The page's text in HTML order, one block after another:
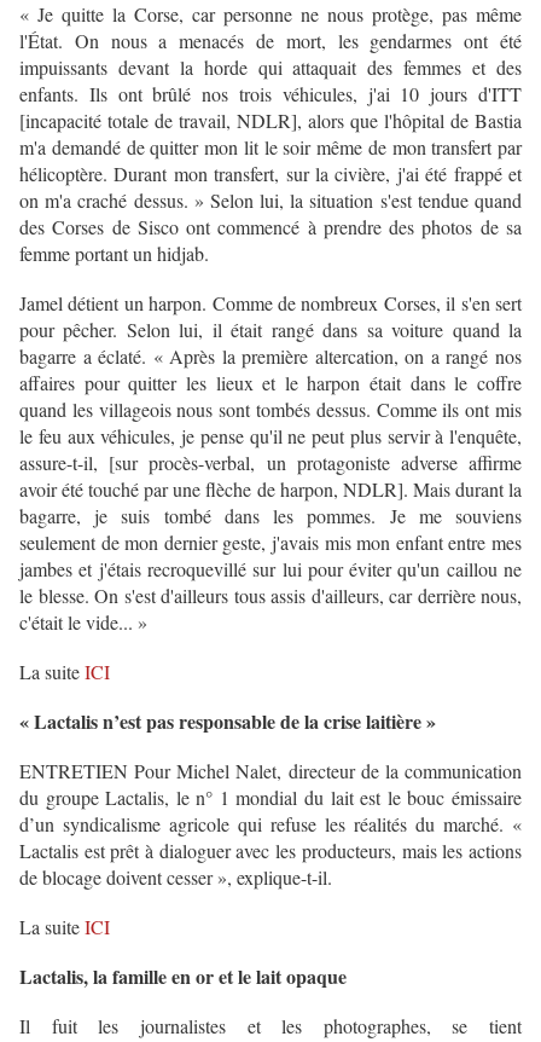
« Je quitte la Corse, car personne ne nous protège, pas même
l'État. On nous a menacés de mort, les gendarmes ont été
impuissants devant la horde qui attaquait des femmes et des
enfants. Ils ont brûlé nos trois véhicules, j'ai 10 jours d'ITT
[incapacité totale de travail, NDLR], alors que l'hôpital de Bastia
m'a demandé de quitter mon lit le soir même de mon transfert par
hélicoptère. Durant mon transfert, sur la civière, j'ai été frappé et
on m'a craché dessus. » Selon lui, la situation s'est tendue quand
des Corses de Sisco ont commencé à prendre des photos de sa
femme portant un hidjab.
Jamel détient un harpon. Comme de nombreux Corses, il s'en sert
pour pêcher. Selon lui, il était rangé dans sa voiture quand la
bagarre a éclaté. « Après la première altercation, on a rangé nos
affaires pour quitter les lieux et le harpon était dans le coffre
quand les villageois nous sont tombés dessus. Comme ils ont mis
le feu aux véhicules, je pense qu'il ne peut plus servir à l'enquête,
assure-t-il, [sur procès-verbal, un protagoniste adverse affirme
avoir été touché par une flèche de harpon, NDLR]. Mais durant la
bagarre, je suis tombé dans les pommes. Je me souviens
seulement de mon dernier geste, j'avais mis mon enfant entre mes
jambes et j'étais recroquevillé sur lui pour éviter qu'un caillou ne
le blesse. On s'est d'ailleurs tous assis d'ailleurs, car derrière nous,
c'était le vide... »
La suiteICI
« Lactalis n’est pas responsable de la crise laitière »
ENTRETIEN Pour Michel Nalet, directeur de la communication
du groupe Lactalis, le n° 1 mondial du lait est le bouc émissaire
d’un syndicalisme agricole qui refuse les réalités du marché. «
Lactalis est prêt à dialoguer avec les producteurs, mais les actions
de blocage doivent cesser », explique-t-il.
La suiteICI
Lactalis, la famille en or et le lait opaque
Il fuit les journalistes et les photographes, se tient